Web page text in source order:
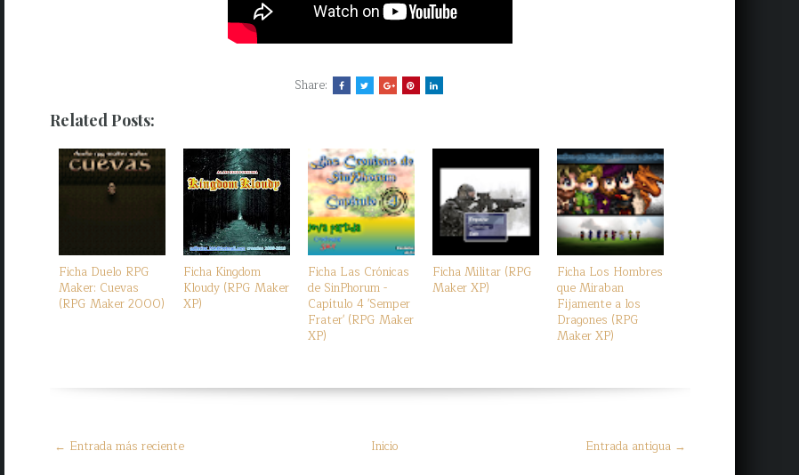
Share:
Related Posts:
Ficha Duelo RPG
Maker: Cuevas
(RPG Maker 2000)
Ficha Kingdom
Kloudy (RPG Maker
XP)
Ficha Las Crónicas
de SinPhorum -
Capítulo 4 'Semper
Frater' (RPG Maker
XP)
Ficha Militar (RPG
Maker XP)
Ficha Los Hombres
que Miraban
Fijamente a los
Dragones (RPG
Maker XP)
← Entrada más reciente Entrada antigua →
Inicio